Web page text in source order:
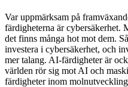
Var uppmärksam på
färdigheterna är cybersäkerhet.
det finns många hot mot dem.
investera i cybersäkerhet, och
mer talang. AI-färdigheter är
världen rör sig mot AI och
färdigheter inom